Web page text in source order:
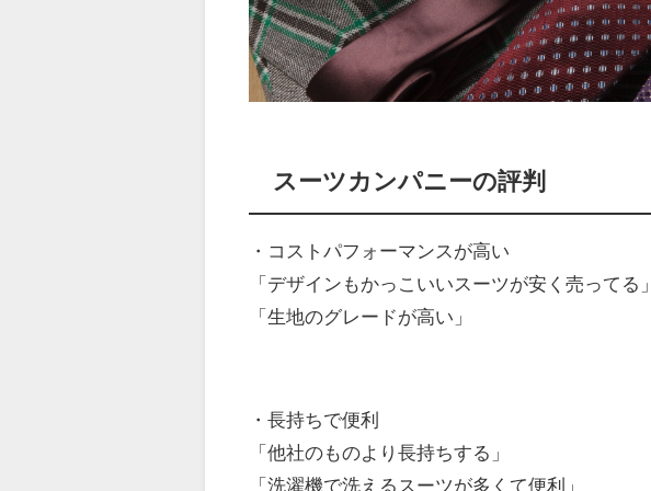
スーツカンパニーの評判
・コストパフォーマンスが高い
「デザインもかっこいいスーツが安く売ってる」
「生地のグレードが高い」
・長持ちで便利
「他社のものより長持ちする」
「洗濯機で洗えるスーツが多くて便利」